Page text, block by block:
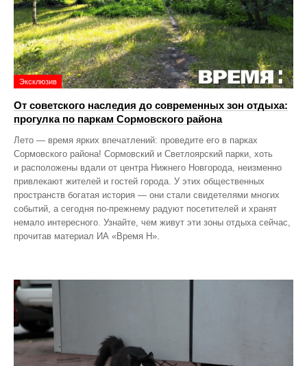
Эксклюзив
От советского наследия до современных зон отдыха:
прогулка по паркам Сормовского района
Лето — время ярких впечатлений: проведите его в парках
Сормовского района! Сормовский и Светлоярский парки, хоть
и расположены вдали от центра Нижнего Новгорода, неизменно
привлекают жителей и гостей города. У этих общественных
пространств богатая история — они стали свидетелями многих
событий, а сегодня по‑прежнему радуют посетителей и хранят
немало интересного. Узнайте, чем живут эти зоны отдыха сейчас,
прочитав материал ИА «Время Н».